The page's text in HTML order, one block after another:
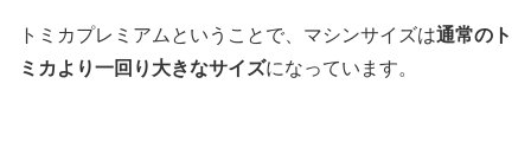
トミカプレミアムということで、マシンサイズは通常のト
ミカより一回り大きなサイズになっています。